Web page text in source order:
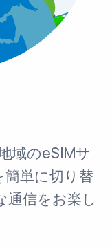
域のeSIMサ
単に切り替
通信をお楽し